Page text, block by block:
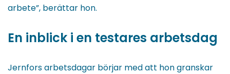
arbete”, berättar hon.
En inblick i en testares arbetsdag
Jernfors arbetsdagar börjar med att hon granskar